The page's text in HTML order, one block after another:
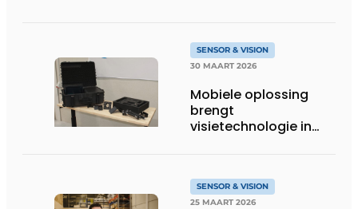
SENSOR & VISION
30 MAART 2026
Mobiele oplossing
brengt
visietechnologie in
SENSOR & VISION
25 MAART 2026